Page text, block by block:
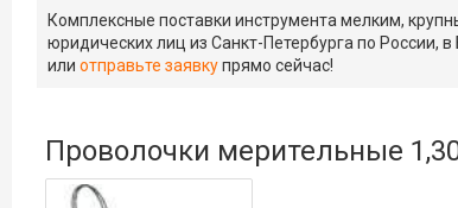
Комплексные поставки инструмента мелким,
юридических лиц из Санкт-Петербурга по России,
или отправьте заявкупрямо сейчас!
Проволочки мерительные